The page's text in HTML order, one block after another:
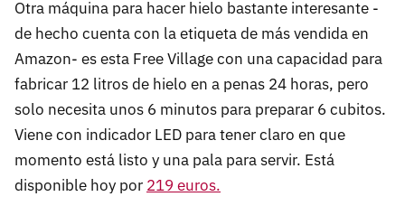
Otra máquina para hacer hielo bastante interesante -
de hecho cuenta con la etiqueta de más vendida en
Amazon- es esta Free Village con una capacidad para
fabricar 12 litros de hielo en a penas 24 horas, pero
solo necesita unos 6 minutos para preparar 6 cubitos.
Viene con indicador LED para tener claro en que
momento está listo y una pala para servir. Está
disponible hoy por 219 euros.